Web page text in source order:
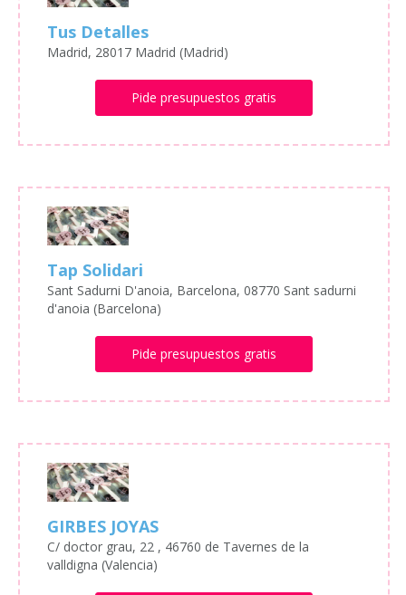
Tus Detalles
Madrid, 28017 Madrid (Madrid)
Pide presupuestos gratis
Tap Solidari
Sant Sadurni D'anoia, Barcelona, 08770 Sant sadurni
d'anoia (Barcelona)
Pide presupuestos gratis
GIRBES JOYAS
C/ doctor grau, 22 , 46760 de Tavernes de la
valldigna (Valencia)